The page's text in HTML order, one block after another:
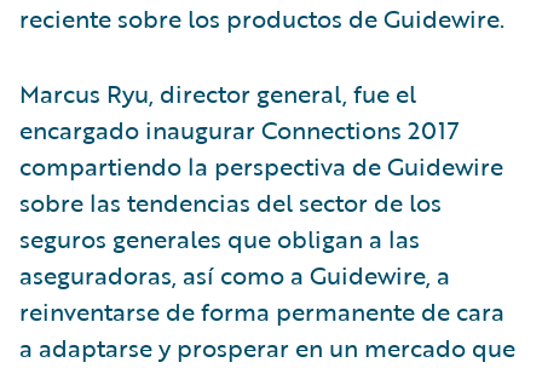
reciente sobre los productos de Guidewire.
Marcus Ryu, director general, fue el
encargado inaugurar Connections 2017
compartiendo la perspectiva de Guidewire
sobre las tendencias del sector de los
seguros generales que obligan a las
aseguradoras, así como a Guidewire, a
reinventarse de forma permanente de cara
a adaptarse y prosperar en un mercado que